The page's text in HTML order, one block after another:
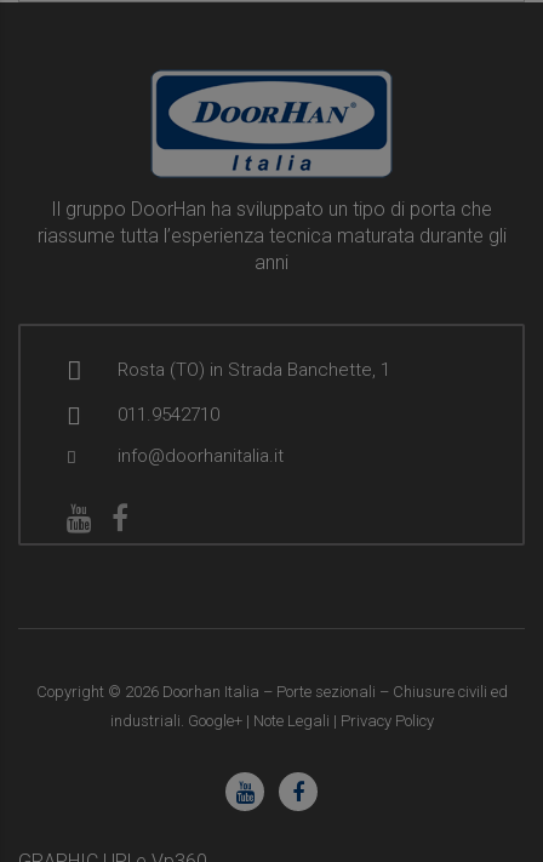
Il gruppo DoorHan ha sviluppato un tipo di porta che
riassume tutta l’esperienza tecnica maturata durante gli
anni
Rosta (TO) in Strada Banchette, 1
011.9542710
info@doorhanitalia.it
Copyright © 2026 Doorhan Italia – Porte sezionali – Chiusure civili ed
industriali. Google+ | Note Legali | Privacy Policy